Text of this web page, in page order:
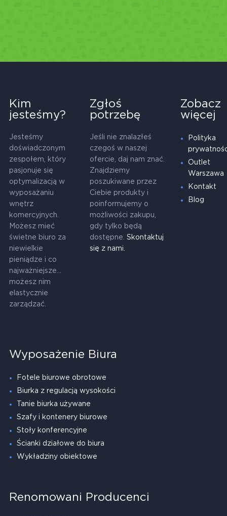
Kim
jesteśmy?
Jesteśmy
doświadczonym
zespołem, który
pasjonuje się
optymalizacją w
wyposażaniu
wnętrz
komercyjnych.
Możesz mieć
świetne biuro za
niewielkie
pieniądze i co
najważniejsze...
możesz nim
elastycznie
zarządzać.
Zgłoś
potrzebę
Jeśli nie znalazłeś
czegoś w naszej
ofercie, daj nam znać.
Znajdziemy
poszukiwane przez
Ciebie produkty i
poinformujemy o
możliwości zakupu,
gdy tylko będą
dostępne. Skontaktuj
się z nami.
Zobacz
więcej
Polityka
Outlet
Warszawa
Kontakt
Blog
Wyposażenie Biura
Fotele biurowe obrotowe
Biurka z regulacją wysokości
Tanie biurka używane
Szafy i kontenery biurowe
Stoły konferencyjne
Ścianki działowe do biura
Wykładziny obiektowe
Renomowani Producenci